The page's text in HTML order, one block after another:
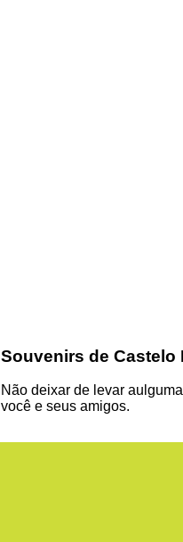
Souvenirs de Castelo
Não deixar de levar
você e seus amigos.